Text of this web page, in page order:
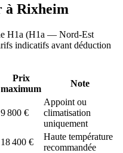
à Rixheim
H1a (H1a — Nord-Est
indicatifs avant déduction
Prix
maximum
Note
9 800 €
Appoint ou
climatisation
uniquement
18 400 €
Haute température
recommandée